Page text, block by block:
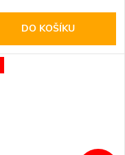
DO KOŠÍKU